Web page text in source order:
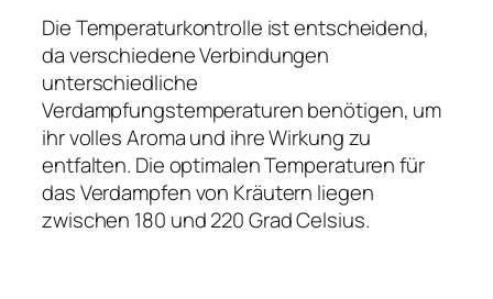
Die Temperaturkontrolle ist entscheidend,
da verschiedene Verbindungen
unterschiedliche
Verdampfungstemperaturen benötigen, um
ihr volles Aroma und ihre Wirkung zu
entfalten. Die optimalen Temperaturen für
das Verdampfen von Kräutern liegen
zwischen 180 und 220 Grad Celsius.